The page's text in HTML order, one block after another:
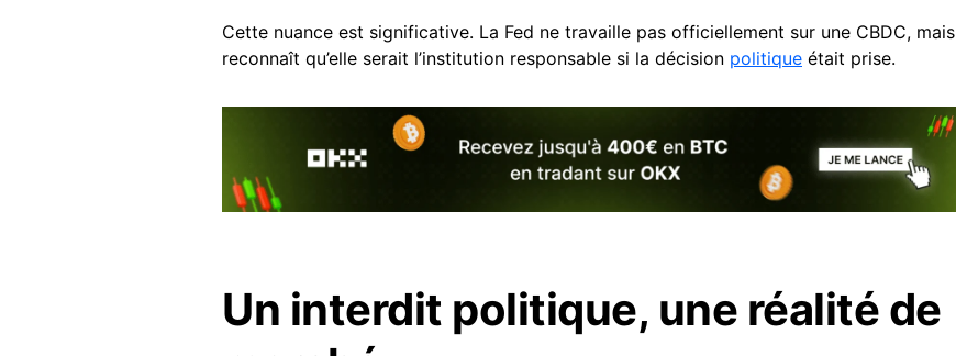
Cette nuance est significative. La Fed ne travaille pas officiellement sur une CBDC, mais
reconnaît qu’elle serait l’institution responsable si la décision politique était prise.
Un interdit politique, une réalité de